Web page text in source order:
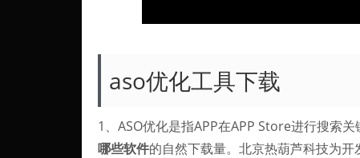
aso优化工具下载
1、ASO优化是指APP在APP Store进行搜索
哪些软件的自然下载量。北京热葫芦科技为